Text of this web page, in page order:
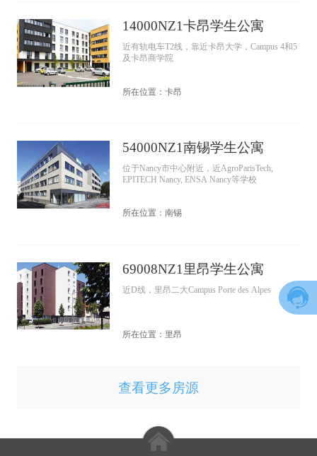
14000NZ1卡昂学生公寓
近有轨电车T2线，靠近卡昂大学，Campus 4和5
及卡昂商学院
所在位置：卡昂
54000NZ1南锡学生公寓
位于Nancy市中心附近，近AgroParisTech,
EPITECH Nancy, ENSA Nancy等学校
所在位置：南锡
69008NZ1里昂学生公寓
近D线，里昂二大Campus Porte des Alpes
所在位置：里昂
查看更多房源